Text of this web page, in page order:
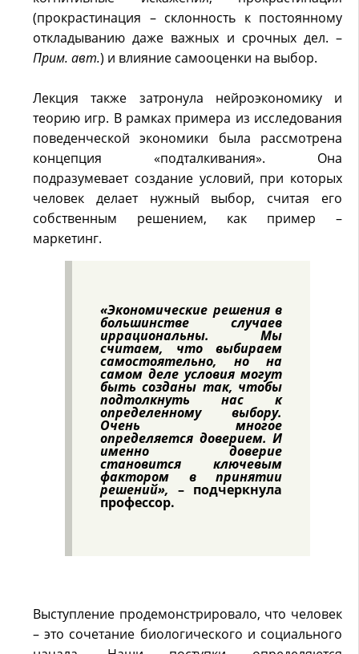
(прокрастинация – склонность к постоянному
откладыванию даже важных и срочных дел. –
Прим. авт.) и влияние самооценки на выбор.
Лекция также затронула нейроэкономику и
теорию игр. В рамках примера из исследования
поведенческой экономики была рассмотрена
концепция «подталкивания». Она
подразумевает создание условий, при которых
человек делает нужный выбор, считая его
собственным решением, как пример –
маркетинг.
«Экономические решения в
большинстве случаев
иррациональны. Мы
считаем, что выбираем
самостоятельно, но на
самом деле условия могут
быть созданы так, чтобы
подтолкнуть нас к
определенному выбору.
Очень многое
определяется доверием. И
именно доверие
становится ключевым
фактором в принятии
решений», – подчеркнула
профессор.
Выступление продемонстрировало, что человек
– это сочетание биологического и социального